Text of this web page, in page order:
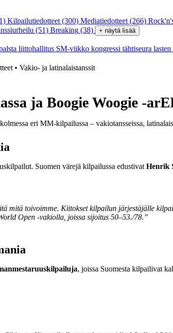
Kilpailutiedotteet (300) Mediatiedotteet (266)
(51) Breaking (38) + näytä lisää
liittohallitus SM-viikko kongressi tähtiseura
• Vakio- ja latinalaistanssit
ja Boogie Woogie -
eri MM-kilpailussa – vakiotansseissa,
Suomen värejä kilpailussa edustivat Henrik
mitä toivoimme. Kiitokset kilpailun järjestäjälle
Open -vakiolla, joissa sijoitus 50–53./78.”
, joissa Suomesta kilpailivat